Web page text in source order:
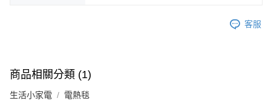
客服
商品相關分類 (1)
生活小家電 電熱毯